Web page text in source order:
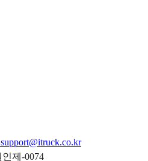
support@itruck.co.kr
인제-0074